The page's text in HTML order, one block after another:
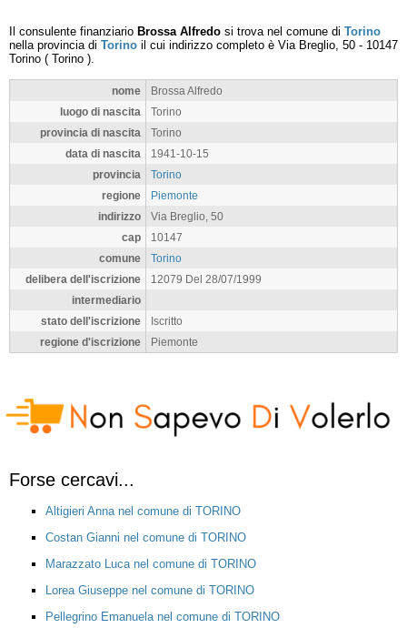
Il consulente finanziario Brossa Alfredo si trova nel comune di Torino
nella provincia di Torino il cui indirizzo completo è Via Breglio, 50 - 10147
Torino ( Torino ).
nome
Brossa Alfredo
luogo di nascita
Torino
provincia di nascita
Torino
data di nascita
1941-10-15
provincia
Torino
regione
Piemonte
indirizzo
Via Breglio, 50
cap
10147
comune
Torino
delibera dell'iscrizione
12079 Del 28/07/1999
intermediario
stato dell'iscrizione
Iscritto
regione d'iscrizione
Piemonte
Forse cercavi...
Altigieri Anna nel comune di TORINO
Costan Gianni nel comune di TORINO
Marazzato Luca nel comune di TORINO
Lorea Giuseppe nel comune di TORINO
Pellegrino Emanuela nel comune di TORINO